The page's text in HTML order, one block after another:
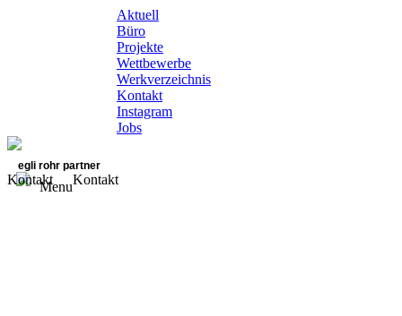
Aktuell
Büro
Projekte
Wettbewerbe
Werkverzeichnis
Kontakt
Instagram
Jobs
egli rohr partner
Menu
Kontakt Kontakt